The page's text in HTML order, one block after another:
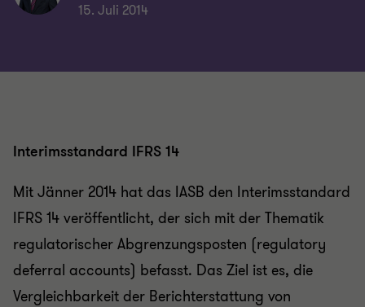
15. Juli 2014
Interimsstandard IFRS 14
Mit Jänner 2014 hat das IASB den Interimsstandard
IFRS 14 veröffentlicht, der sich mit der Thematik
regulatorischer Abgrenzungsposten (regulatory
deferral accounts) befasst. Das Ziel ist es, die
Vergleichbarkeit der Berichterstattung von